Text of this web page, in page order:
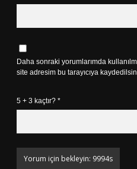
Daha sonraki yorumlarımda
site adresim bu tarayıcıya
5 + 3 kaçtır? *